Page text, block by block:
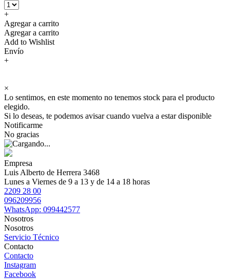
+
Agregar a carrito
Agregar a carrito
Add to Wishlist
Envío
+
×
Lo sentimos, en este momento no tenemos stock para el producto
elegido.
Si lo deseas, te podemos avisar cuando vuelva a estar disponible
Notificarme
No gracias
Empresa
Luis Alberto de Herrera 3468
Lunes a Viernes de 9 a 13 y de 14 a 18 horas
2209 28 00
096209956
WhatsApp: 099442577
Nosotros
Nosotros
Servicio Técnico
Contacto
Contacto
Instagram
Facebook